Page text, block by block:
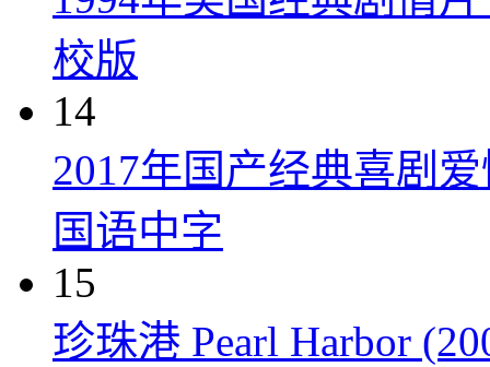
校版
14
2017年国产经典喜剧
国语中字
15
珍珠港 Pearl Harbor